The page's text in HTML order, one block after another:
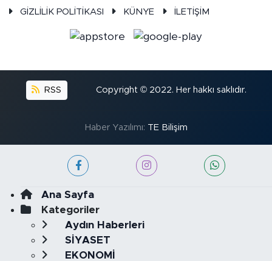
GİZLİLİK POLİTİKASI KÜNYE İLETİŞİM
RSS Copyright © 2022. Her hakkı saklıdır.
Haber Yazılımı: TE Bilişim
Ana Sayfa
Kategoriler
Aydın Haberleri
SİYASET
EKONOMİ